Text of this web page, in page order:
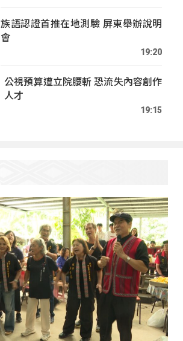
族語認證首推在地測驗 屏東舉辦說明
會
19:20
公視預算遭立院腰斬 恐流失內容創作
人才
19:15